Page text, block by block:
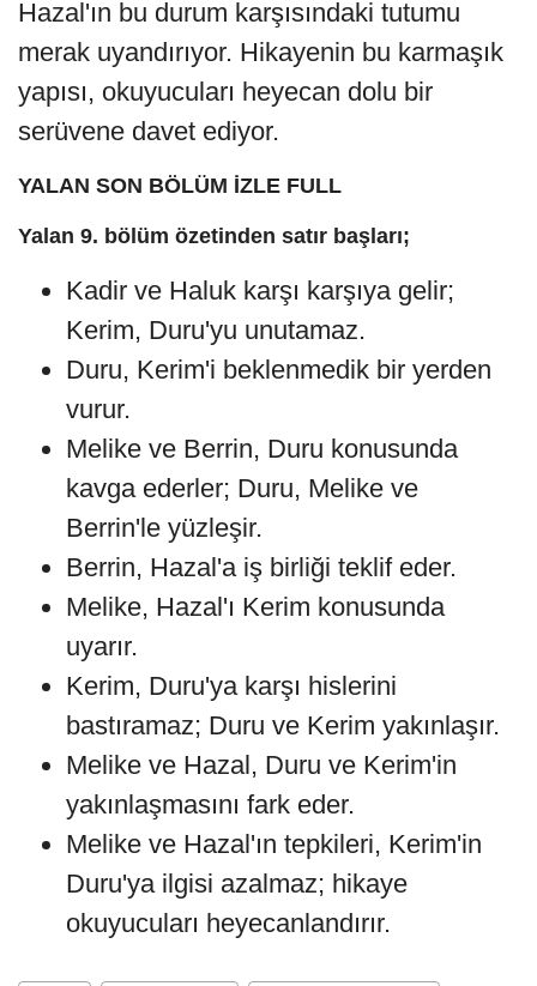
Hazal'ın bu durum karşısındaki tutumu
merak uyandırıyor. Hikayenin bu karmaşık
yapısı, okuyucuları heyecan dolu bir
serüvene davet ediyor.
YALAN SON BÖLÜM İZLE FULL
Yalan 9. bölüm özetinden satır başları;
Kadir ve Haluk karşı karşıya gelir;
Kerim, Duru'yu unutamaz.
Duru, Kerim'i beklenmedik bir yerden
vurur.
Melike ve Berrin, Duru konusunda
kavga ederler; Duru, Melike ve
Berrin'le yüzleşir.
Berrin, Hazal'a iş birliği teklif eder.
Melike, Hazal'ı Kerim konusunda
uyarır.
Kerim, Duru'ya karşı hislerini
bastıramaz; Duru ve Kerim yakınlaşır.
Melike ve Hazal, Duru ve Kerim'in
yakınlaşmasını fark eder.
Melike ve Hazal'ın tepkileri, Kerim'in
Duru'ya ilgisi azalmaz; hikaye
okuyucuları heyecanlandırır.